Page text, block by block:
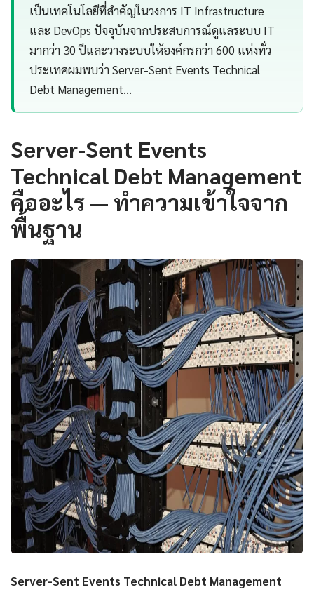
เป็นเทคโนโลยีที่สำคัญในวงการ IT Infrastructure
และ DevOps ปัจจุบันจากประสบการณ์ดูแลระบบ IT
มากว่า 30 ปีและวางระบบให้องค์กรกว่า 600 แห่งทั่ว
ประเทศผมพบว่า Server-Sent Events Technical
Debt Management…
Server-Sent Events
Technical Debt Management
คืออะไร — ทำความเข้าใจจาก
พื้นฐาน
Server-Sent Events Technical Debt Management